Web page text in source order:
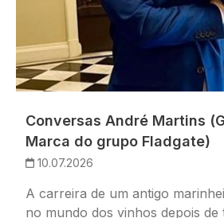
Conversas André Martins
Marca do grupo Fladgate)
10.07.2026
A carreira de um antigo
no mundo dos vinhos depois de